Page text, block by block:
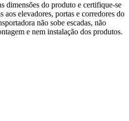
dimensões do produto e certifique-se
aos elevadores, portas e corredores do
não sobe escadas, não
e nem instalação dos produtos.